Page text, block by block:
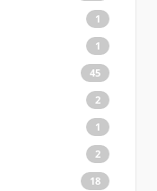
1
1
45
2
1
2
18